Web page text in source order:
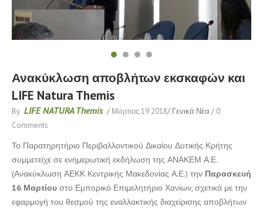
Ανακύκλωση αποβλήτων εκσκαφών και
LIFE Natura Themis
By LIFE NATURA Themis / Μάρτιος 19 2018/ Γενικά Νέα / 0
Comments
Το Παρατηρητήριο Περιβαλλοντικού Δικαίου Δυτικής Κρήτης
συμμετείχε σε ενημερωτική εκδήλωση της ΑΝΑΚΕΜ Α.Ε.
(Ανακύκλωση ΑΕΚΚ Κεντρικής Μακεδονίας Α.Ε.) την Παρασκευή
16 Μαρτίου στο Εμπορικό Επιμελητήριο Χανίων, σχετικά με την
εφαρμογή του θεσμού της εναλλακτικής διαχείρισης αποβλήτων